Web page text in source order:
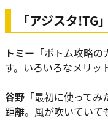
「アジスタ!TG
トミー 「ボトム攻略
す。いろいろなメリッ
谷野 「最初に使って
距離。風が吹いていて